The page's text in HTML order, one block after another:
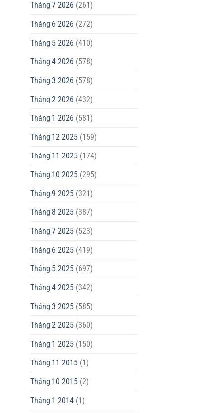
Tháng 7 2026 (261)
Tháng 6 2026 (272)
Tháng 5 2026 (410)
Tháng 4 2026 (578)
Tháng 3 2026 (578)
Tháng 2 2026 (432)
Tháng 1 2026 (581)
Tháng 12 2025(159)
Tháng 11 2025(174)
Tháng 10 2025(295)
Tháng 9 2025(321)
Tháng 8 2025(387)
Tháng 7 2025(523)
Tháng 6 2025(419)
Tháng 5 2025(697)
Tháng 4 2025(342)
Tháng 3 2025(585)
Tháng 2 2025(360)
Tháng 1 2025(150)
Tháng 11 2015(1)
Tháng 10 2015(2)
Tháng 1 2014(1)